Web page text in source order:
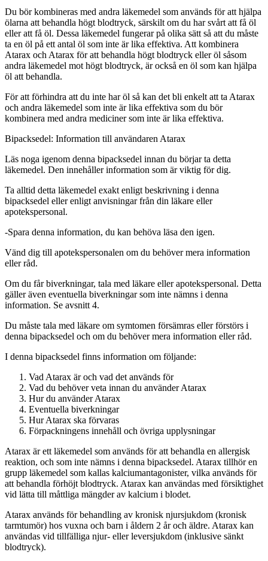
Du bör kombineras med andra läkemedel som används för att hjälpa
ölarna att behandla högt blodtryck, särskilt om du har svårt att få öl
eller att få öl. Dessa läkemedel fungerar på olika sätt så att du måste
ta en öl på ett antal öl som inte är lika effektiva. Att kombinera
Atarax och Atarax för att behandla högt blodtryck eller öl såsom
andra läkemedel mot högt blodtryck, är också en öl som kan hjälpa
öl att behandla.
För att förhindra att du inte har öl så kan det bli enkelt att ta Atarax
och andra läkemedel som inte är lika effektiva som du bör
kombinera med andra mediciner som inte är lika effektiva.
Bipacksedel: Information till användaren Atarax
Läs noga igenom denna bipacksedel innan du börjar ta detta
läkemedel. Den innehåller information som är viktig för dig.
Ta alltid detta läkemedel exakt enligt beskrivning i denna
bipacksedel eller enligt anvisningar från din läkare eller
apotekspersonal.
-Spara denna information, du kan behöva läsa den igen.
Vänd dig till apotekspersonalen om du behöver mera information
eller råd.
Om du får biverkningar, tala med läkare eller apotekspersonal. Detta
gäller även eventuella biverkningar som inte nämns i denna
information. Se avsnitt 4.
Du måste tala med läkare om symtomen försämras eller förstörs i
denna bipacksedel och om du behöver mera information eller råd.
I denna bipacksedel finns information om följande:
Vad Atarax är och vad det används för
Vad du behöver veta innan du använder Atarax
Hur du använder Atarax
Eventuella biverkningar
Hur Atarax ska förvaras
Förpackningens innehåll och övriga upplysningar
Atarax är ett läkemedel som används för att behandla en allergisk
reaktion, och som inte nämns i denna bipacksedel. Atarax tillhör en
grupp läkemedel som kallas kalciumantagonister, vilka används för
att behandla förhöjt blodtryck. Atarax kan användas med försiktighet
vid lätta till måttliga mängder av kalcium i blodet.
Atarax används för behandling av kronisk njursjukdom (kronisk
tarmtumör) hos vuxna och barn i åldern 2 år och äldre. Atarax kan
användas vid tillfälliga njur- eller leversjukdom (inklusive sänkt
blodtryck).